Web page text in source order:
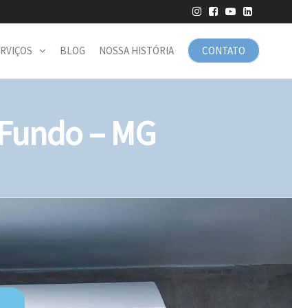
CONTATO
BLOG NOSSA HISTÓRIA
– MG